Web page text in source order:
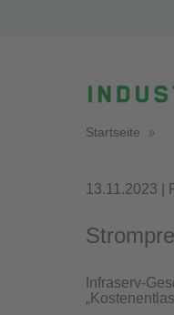
Startseite
13.11.2023 |
Infraserv-